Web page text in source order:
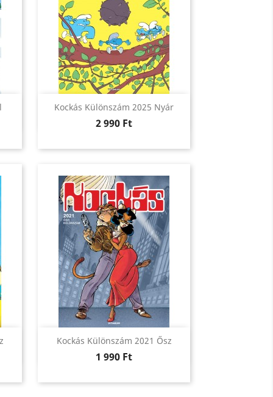
Kockás Különszám 2025 Nyár
Ár
2 990 Ft
Előnézet
Kockás Különszám 2021 Ősz
Ár
1 990 Ft
Előnézet